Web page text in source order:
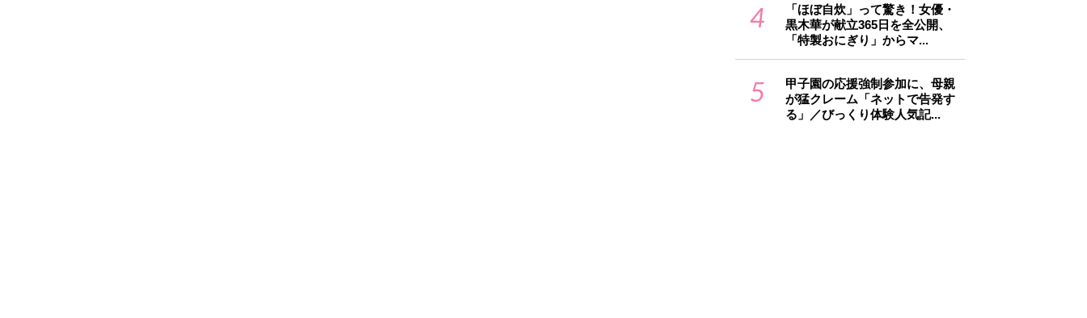
4
「ほぼ自炊」って驚き！女優・
黒木華が献立365日を全公開、
「特製おにぎり」からマ...
5
甲子園の応援強制参加に、母親
が猛クレーム「ネットで告発す
る」／びっくり体験人気記...